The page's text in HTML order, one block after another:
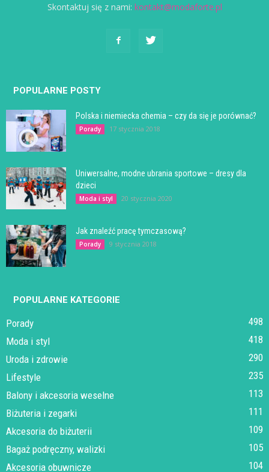
Skontaktuj się z nami: kontakt@modaforte.pl
POPULARNE POSTY
Polska i niemiecka chemia – czy da się je porównać?
Porady 17 stycznia 2018
Uniwersalne, modne ubrania sportowe – dresy dla
dzieci
Moda i styl 20 stycznia 2020
Jak znaleźć pracę tymczasową?
Porady 9 stycznia 2018
POPULARNE KATEGORIE
Porady
498
Moda i styl
418
Uroda i zdrowie
290
Lifestyle
235
Balony i akcesoria weselne
113
Biżuteria i zegarki
111
Akcesoria do biżuterii
109
Bagaż podręczny, walizki
105
Akcesoria obuwnicze
104